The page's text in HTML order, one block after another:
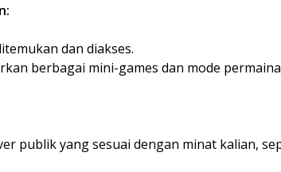
dan diakses.
berbagai mini-games dan mode
publik yang sesuai dengan minat kalian,